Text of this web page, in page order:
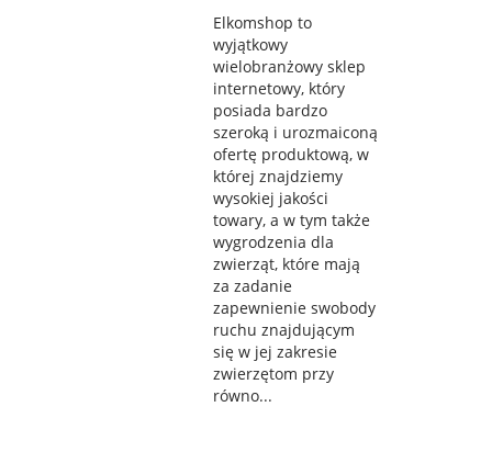
Elkomshop to
wyjątkowy
wielobranżowy sklep
internetowy, który
posiada bardzo
szeroką i urozmaiconą
ofertę produktową, w
której znajdziemy
wysokiej jakości
towary, a w tym także
wygrodzenia dla
zwierząt, które mają
za zadanie
zapewnienie swobody
ruchu znajdującym
się w jej zakresie
zwierzętom przy
równo...